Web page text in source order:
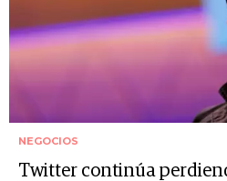
NEGOCIOS
Twitter continúa